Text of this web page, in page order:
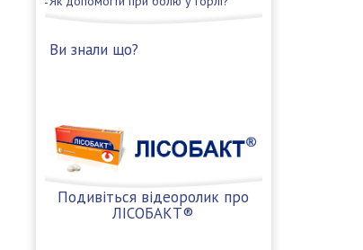
Ви знали що?
Подивіться відеоролик про
ЛІСОБАКТ®